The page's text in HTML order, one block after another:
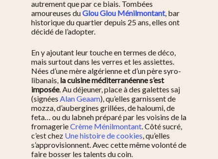
autrement que par ce biais. Tombées
amoureuses duGlou Glou Ménilmontant, bar
historique du quartier depuis 25 ans, elles ont
décidé de l’adopter.
En y ajoutant leur touche en termes de déco,
mais surtout dans les verres et les assiettes.
Nées d’une mère algérienne et d’un père syro-
libanais, la cuisine méditerranéenne s’est
imposée. Au déjeuner, place à des galettes saj
(signées Alan Geaam), qu’elles garnissent de
mozza, d’aubergines grillées, de haloumi, de
feta… ou du labneh préparé par les voisins de la
fromagerieCrème Ménilmontant. Côté sucré,
c’est chez Une histoire de cookies, qu’elles
s’approvisionnent. Avec cette même volonté de
faire bosser les talents du coin.